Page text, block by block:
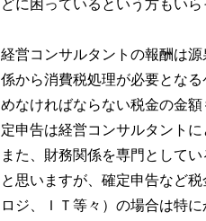
どに困っているという方もいら
経営コンサルタントの報酬は
係から消費税処理が必要とな
めなければならない税金の金
定申告は経営コンサルタント
また、財務関係を専門として
と思いますが、確定申告など
ロジ、ＩＴ等々）の場合は特に